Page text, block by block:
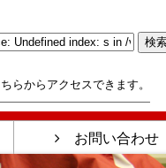
らからアクセスできます。
お問い合わせ